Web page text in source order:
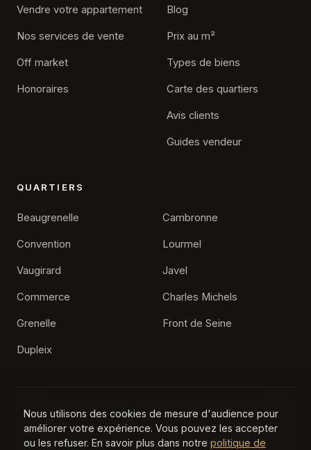
Vendre votre appartement
Nos services de vente
Off market
Honoraires
Blog
Prix au m²
Types de biens
Carte des quartiers
Avis clients
Guides vendeur
QUARTIERS
Beaugrenelle
Convention
Vaugirard
Commerce
Grenelle
Dupleix
Cambronne
Lourmel
Javel
Charles Michels
Front de Seine
© 2026 Agence Immobilière Paris 15, Tous droits réservés
Contact·Mentions légales·Confidentialité
Nous utilisons des cookies de mesure d'audience pour
améliorer votre expérience. Vous pouvez les accepter
ou les refuser. En savoir plus dans notre politique de
Agence immobilière Paris 15
Estimer à Convention